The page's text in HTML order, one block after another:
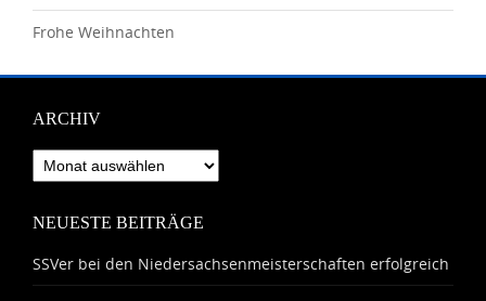
Frohe Weihnachten
ARCHIV
Archiv
NEUESTE BEITRÄGE
SSVer bei den Niedersachsenmeisterschaften erfolgreich